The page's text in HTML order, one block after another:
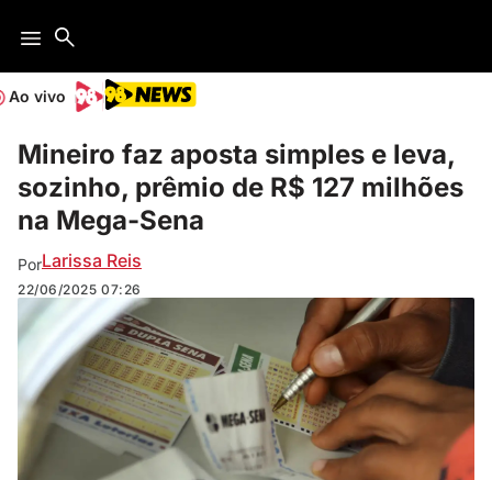
Ao vivo
Mineiro faz aposta simples e leva,
sozinho, prêmio de R$ 127 milhões
na Mega-Sena
PorLarissa Reis
22/06/2025 07:26